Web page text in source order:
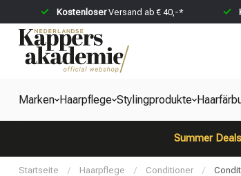
KostenloserVersand ab € 40,-*
Marken Haarpflege Stylingprodukte
Summer
Startseite / Haarpflege / Conditioner /